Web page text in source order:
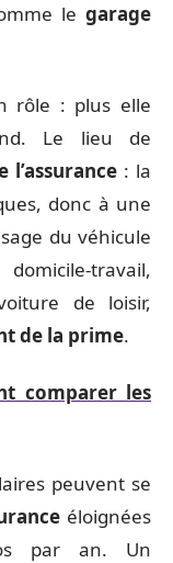
le garage
rôle : plus elle
Le lieu de
l’assurance : la
donc à une
du véhicule
travail,
de loisir,
de la prime.
comparer les
peuvent se
éloignées
par an. Un